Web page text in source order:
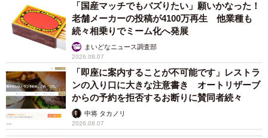
「国産マッチでもバズりたい」願いかなった！
老舗メーカーの投稿が4100万再生 他業種も
続々相乗りでミーム化へ発展
まいどなニュース調査部
2026.08.07
「即座に案内することが不可能です」レストラ
ンの入り口に大きな注意書き オートリザーブ
からの予約を拒否するお断りに賛同者続々
中将 タカノリ
2026.08.07